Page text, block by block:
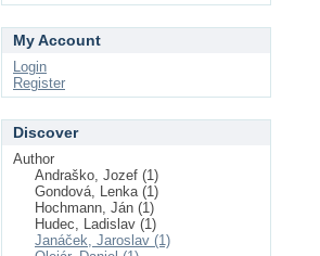
My Account
Login
Register
Discover
Author
Andraško, Jozef (1)
Gondová, Lenka (1)
Hochmann, Ján (1)
Hudec, Ladislav (1)
Janáček, Jaroslav (1)